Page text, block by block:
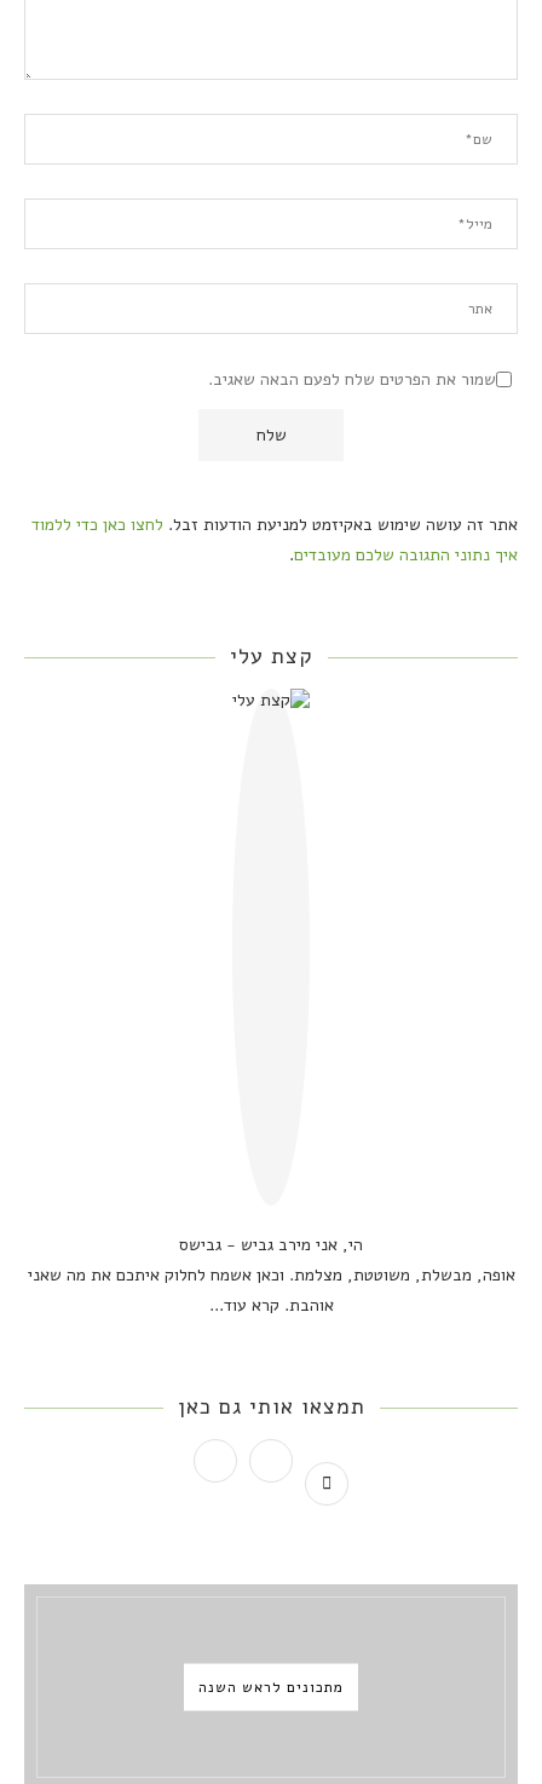
שמור את הפרטים שלח לפעם הבאה שאגיב.
אתר זה עושה שימוש באקיזמט למניעת הודעות זבל. לחצו כאן כדי ללמוד
איך נתוני התגובה שלכם מעובדים.
קצת עלי
הי, אני מירב גביש - גבישס
אופה, מבשלת, משוטטת, מצלמת. וכאן אשמח לחלוק איתכם את מה שאני
אוהבת. קרא עוד...
תמצאו אותי גם כאן
מתכונים לראש השנה